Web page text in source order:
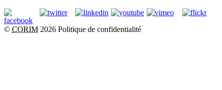
© CORIM 2026 Politique de confidentialité